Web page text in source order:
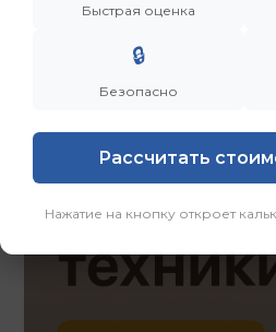
Заказать
Быстрая оценка
🔒
Безопасно
Рассчитать
Нажатие на кнопку откроет